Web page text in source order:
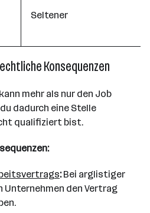
Seltener
Konsequenzen
mehr als nur den Job
dadurch eine Stelle
qualifiziert bist.
:Bei arglistiger
Unternehmen den Vertrag